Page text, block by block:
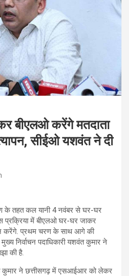
बीएलओ करेंगे मतदाता
सीईओ यशवंत ने दी
के तहत कल यानी 4 नवंबर से घर-घर
प्रक्रिया में बीएलओ घर-घर जाकर
करेंगे. प्रथम चरण के साथ आगे की
निर्वाचन पदाधिकारी यशवंत कुमार ने
की है.
कुमार ने छत्तीसगढ़ में एसआईआर को लेकर